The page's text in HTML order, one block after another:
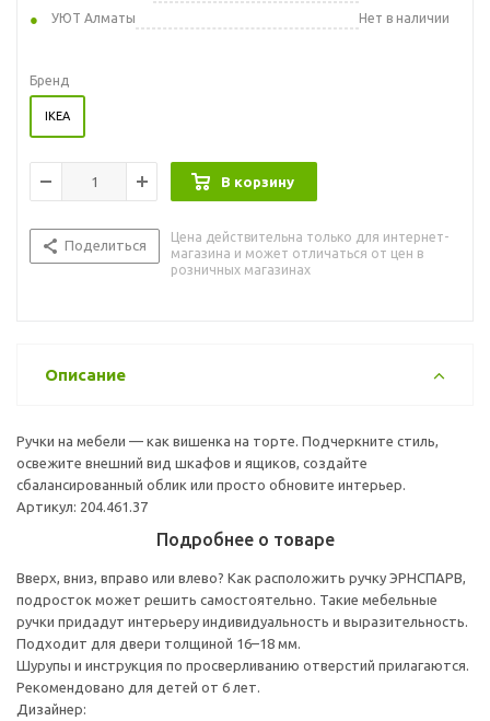
УЮТ Алматы
Нет в наличии
Бренд
IKEA
В корзину
Поделиться
Цена действительна только для интернет-
магазина и может отличаться от цен в
розничных магазинах
Описание
Ручки на мебели — как вишенка на торте. Подчеркните стиль,
освежите внешний вид шкафов и ящиков, создайте
сбалансированный облик или просто обновите интерьер.
Артикул: 204.461.37
Подробнее о товаре
Вверх, вниз, вправо или влево? Как расположить ручку ЭРНСПАРВ,
подросток может решить самостоятельно. Такие мебельные
ручки придадут интерьеру индивидуальность и выразительность.
Подходит для двери толщиной 16–18 мм.
Шурупы и инструкция по просверливанию отверстий прилагаются.
Рекомендовано для детей от 6 лет.
Дизайнер: